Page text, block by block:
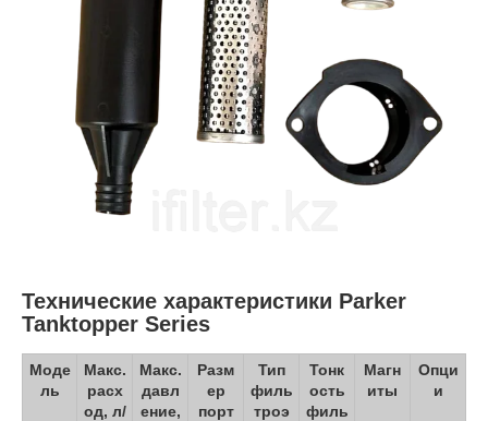
Технические характеристики Parker
Tanktopper Series
Моде
ль
Макс.
расх
од, л/
Макс.
давл
ение,
Разм
ер
порт
Тип
филь
троэ
Тонк
ость
филь
Магн
иты
Опци
и